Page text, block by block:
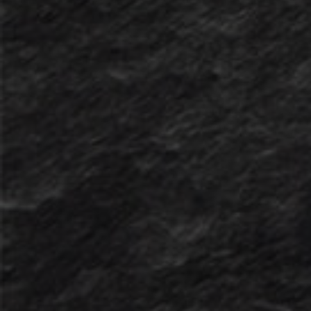
Die Benutzung dieser Webseiten
Recht. Ausschliesslicher
Wangs, den 14. Juni 2021
Abonnieren
Vermögensverwaltung
und Anlageberatung AG